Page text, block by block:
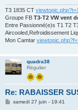
T3 1835 CT
Groupe FB T3-T2 VW vent
Entre Passionné(e)s T1 T2
Aircooled,Refroidissement
Mon Camtar
quadra38
Régulier
Re: RABAISSER
Msamedi 27 juin - 19:41